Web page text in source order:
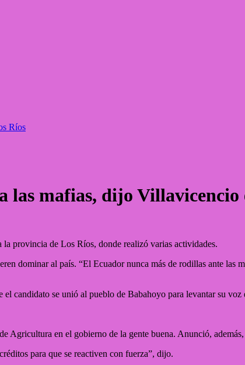
Ríos
las mafias, dijo Villavicencio
provincia de Los Ríos, donde realizó varias actividades.
dominar al país. “El Ecuador nunca más de rodillas ante las
candidato se unió al pueblo de Babahoyo para levantar su
Agricultura en el gobierno de la gente buena. Anunció,
para que se reactiven con fuerza”, dijo.